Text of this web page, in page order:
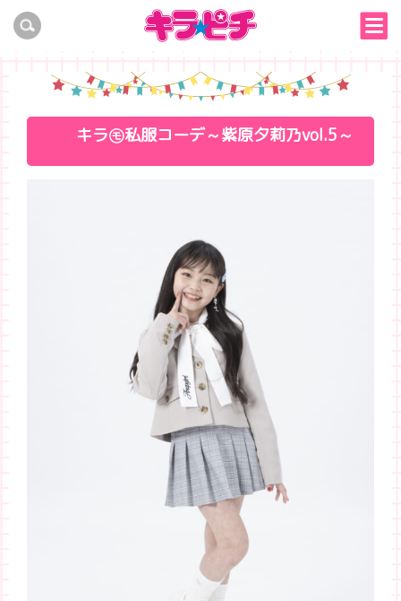
キラ㋲私服コーデ～紫原夕莉乃vol.5～